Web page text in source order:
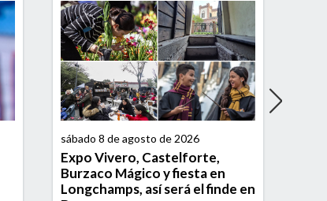
sábado 8 de agosto de 2026
Expo Vivero, Castelforte,
Burzaco Mágico y fiesta en
Longchamps, así será el finde en